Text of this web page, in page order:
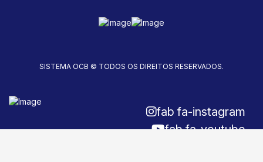
SISTEMA OCB © TODOS OS DIREITOS RESERVADOS.
fab fa-instagram
fab fa-youtube